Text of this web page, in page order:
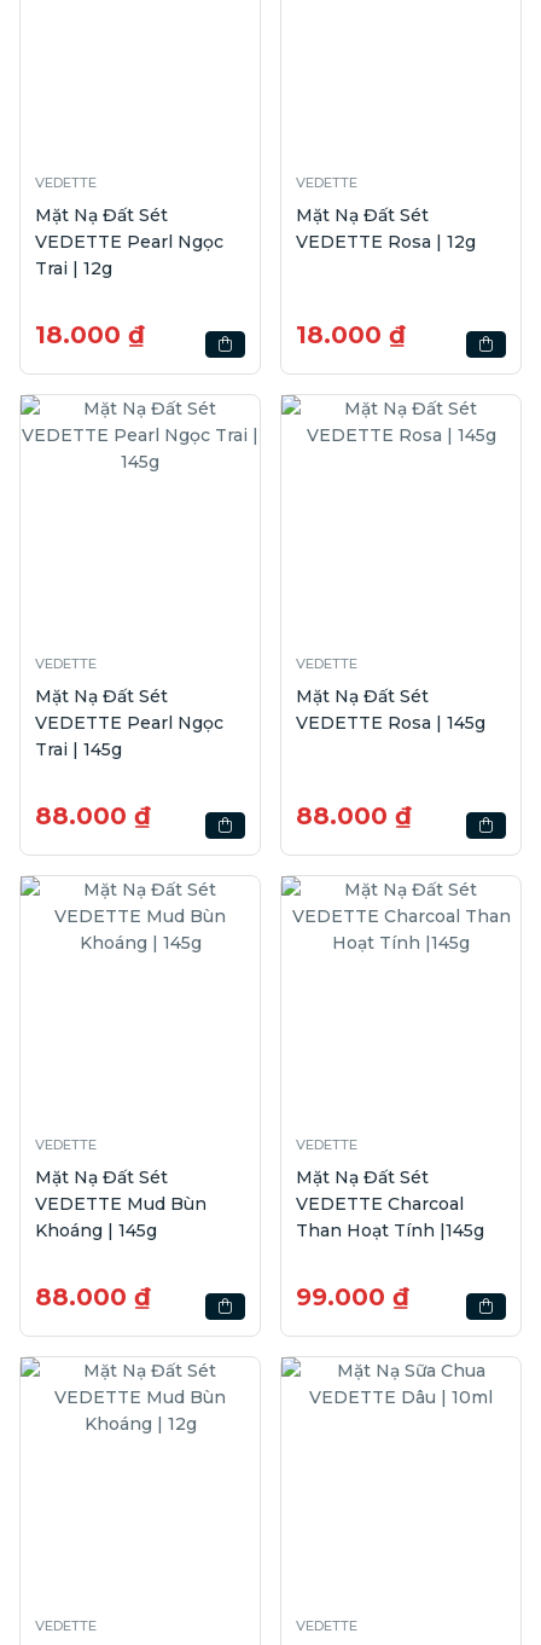
VEDETTE
Mặt Nạ Đất Sét
VEDETTE Pearl Ngọc
Trai | 12g
18.000 ₫
VEDETTE
Mặt Nạ Đất Sét
VEDETTE Rosa | 12g
18.000 ₫
VEDETTE
Mặt Nạ Đất Sét
VEDETTE Pearl Ngọc
Trai | 145g
88.000 ₫
VEDETTE
Mặt Nạ Đất Sét
VEDETTE Rosa | 145g
88.000 ₫
VEDETTE
Mặt Nạ Đất Sét
VEDETTE Mud Bùn
Khoáng | 145g
88.000 ₫
VEDETTE
Mặt Nạ Đất Sét
VEDETTE Charcoal
Than Hoạt Tính |145g
99.000 ₫
VEDETTE VEDETTE